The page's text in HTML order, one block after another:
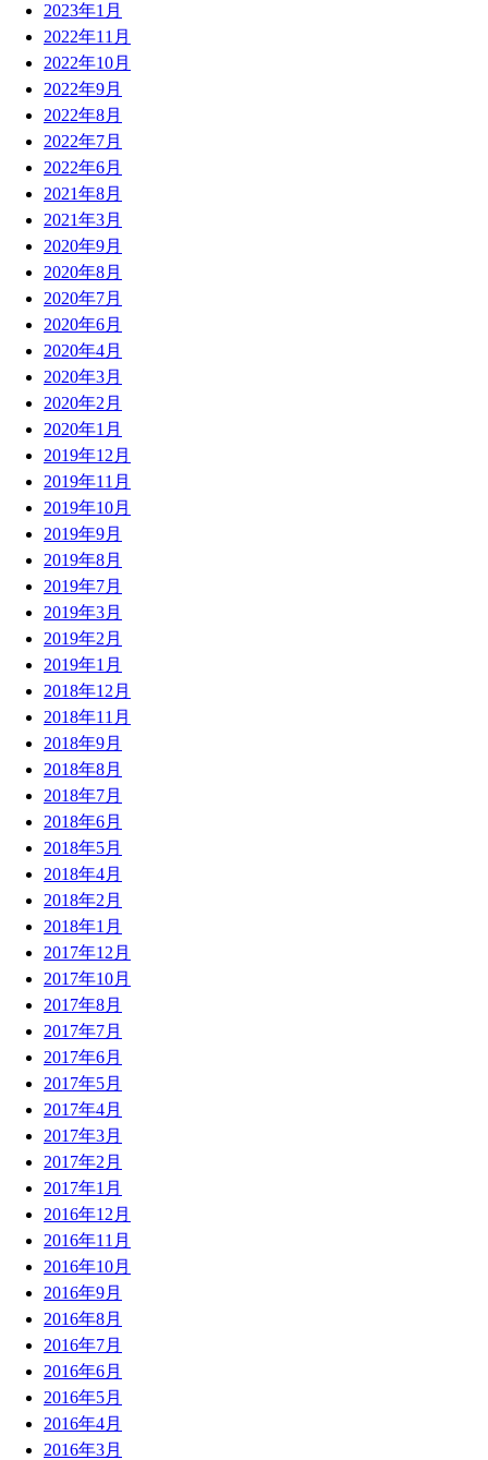
2023年1月
2022年11月
2022年10月
2022年9月
2022年8月
2022年7月
2022年6月
2021年8月
2021年3月
2020年9月
2020年8月
2020年7月
2020年6月
2020年4月
2020年3月
2020年2月
2020年1月
2019年12月
2019年11月
2019年10月
2019年9月
2019年8月
2019年7月
2019年3月
2019年2月
2019年1月
2018年12月
2018年11月
2018年9月
2018年8月
2018年7月
2018年6月
2018年5月
2018年4月
2018年2月
2018年1月
2017年12月
2017年10月
2017年8月
2017年7月
2017年6月
2017年5月
2017年4月
2017年3月
2017年2月
2017年1月
2016年12月
2016年11月
2016年10月
2016年9月
2016年8月
2016年7月
2016年6月
2016年5月
2016年4月
2016年3月